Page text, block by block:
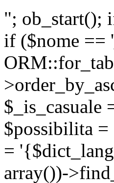
"; ob_start();
if ($nome ==
$_is_casuale
$possibilita
=
array())-